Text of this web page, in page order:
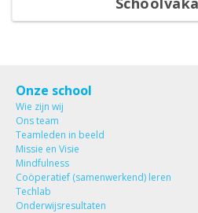
Onze school
Wie zijn wij
Ons team
Teamleden in beeld
Missie en Visie
Mindfulness
Coöperatief (samenwerkend) leren
Techlab
Onderwijsresultaten